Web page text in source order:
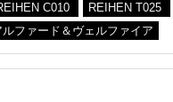
C010 REIHEN T025
ルファード＆ヴェルファイア